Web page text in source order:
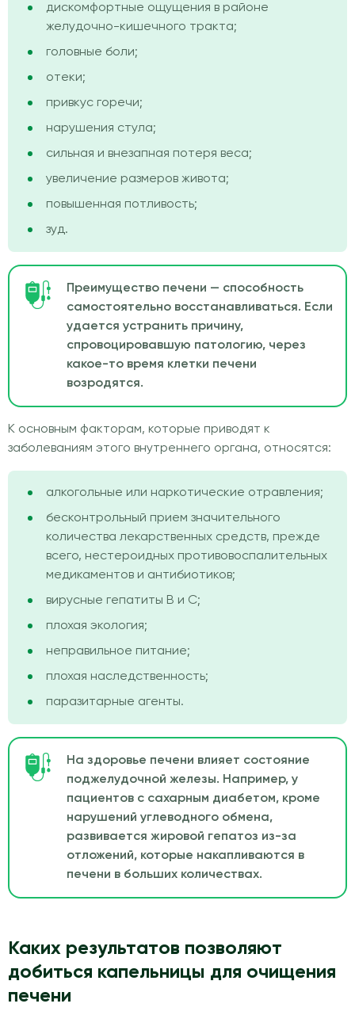
дискомфортные ощущения в районе
желудочно-кишечного тракта;
головные боли;
отеки;
привкус горечи;
нарушения стула;
сильная и внезапная потеря веса;
увеличение размеров живота;
повышенная потливость;
зуд.
Преимущество печени — способность
самостоятельно восстанавливаться. Если
удается устранить причину,
спровоцировавшую патологию, через
какое-то время клетки печени
возродятся.
К основным факторам, которые приводят к
заболеваниям этого внутреннего органа, относятся:
алкогольные или наркотические отравления;
бесконтрольный прием значительного
количества лекарственных средств, прежде
всего, нестероидных противовоспалительных
медикаментов и антибиотиков;
вирусные гепатиты В и С;
плохая экология;
неправильное питание;
плохая наследственность;
паразитарные агенты.
На здоровье печени влияет состояние
поджелудочной железы. Например, у
пациентов с сахарным диабетом, кроме
нарушений углеводного обмена,
развивается жировой гепатоз из-за
отложений, которые накапливаются в
печени в больших количествах.
Каких результатов позволяют
добиться капельницы для очищения
печени